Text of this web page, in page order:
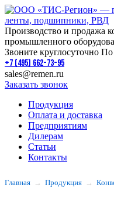
Производство и продажа
промышленного
Звоните круглосуточно
+7 (495) 662-73-95
sales@remen.ru
Заказать звонок
Продукция
Оплата и доставка
Предприятиям
Дилерам
Статьи
Контакты
Главная Продукция